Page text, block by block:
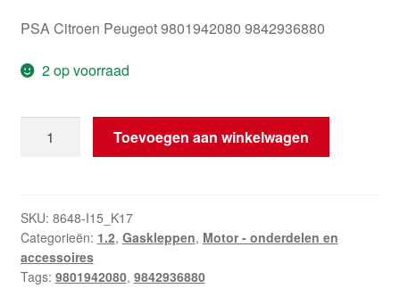
PSA Citroen Peugeot 9801942080 9842936880
2 op voorraad
Citroën
THP
9801942080
9842936880
aantal
Toevoegen aan winkelwagen
SKU: 8648-I15_K17
Categorieën: 1.2, Gaskleppen, Motor - onderdelen en
accessoires
Tags: 9801942080, 9842936880